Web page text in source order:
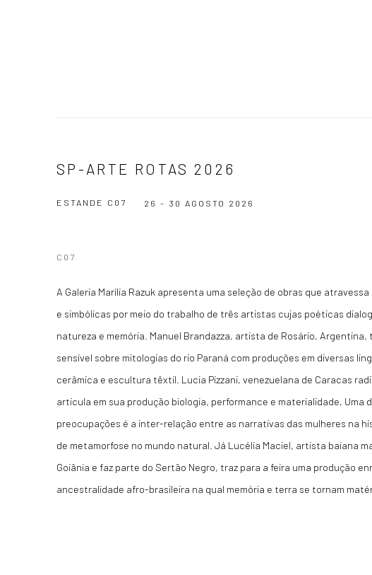
SP-ARTE ROTAS 2026
ESTANDE C07 26 - 30 AGOSTO 2026
C07
A Galeria Marília Razuk apresenta uma seleção de obras que
e simbólicas por meio do trabalho de três artistas cujas poéticas
natureza e memória. Manuel Brandazza, artista de Rosário, Argentina,
sensível sobre mitologias do rio Paraná com produções em diversas
cerâmica e escultura têxtil. Lucia Pizzani, venezuelana de Caracas
articula em sua produção biologia, performance e materialidade, Uma
preocupações é a inter-relação entre as narrativas das mulheres na
de metamorfose no mundo natural. Já Lucélia Maciel, artista baiana
Goiânia e faz parte do Sertão Negro, traz para a feira uma produção
ancestralidade afro-brasileira na qual memória e terra se tornam